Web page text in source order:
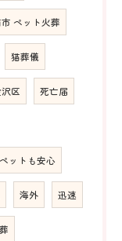
ペット火葬
猫葬儀
区 死亡届
ペットも安心
海外 迅速